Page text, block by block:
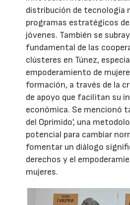
distribución de tecnología
programas estratégicos
jóvenes. También se
fundamental de las
clústeres en Túnez,
empoderamiento de
formación, a través de la
de apoyo que facilitan su
económica. Se mencionó
del Oprimido', una
potencial para cambiar
fomentar un diálogo
derechos y el
mujeres.